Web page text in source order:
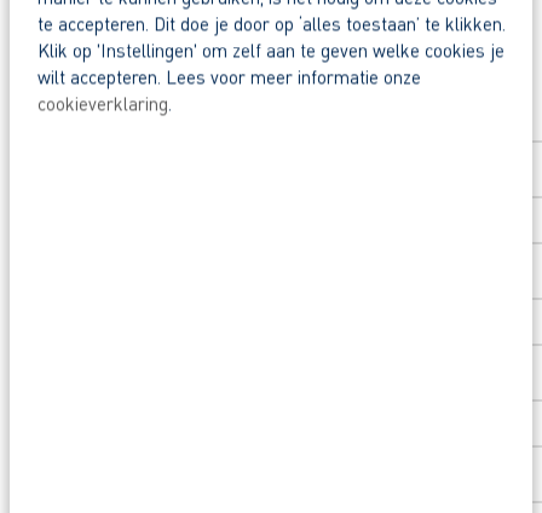
te accepteren. Dit doe je door op ‘alles toestaan’ te klikken.
Klik op 'Instellingen' om zelf aan te geven welke cookies je
wilt accepteren. Lees voor meer informatie onze
cookieverklaring.
Waarom solliciteren via AB Vakwerk?
Snel naar een vast contract.
Opleidingsvoucher van €1.000,00 voor een
Heb je eerst nog vragen? App, bel of mail dan
Solliciteer direct